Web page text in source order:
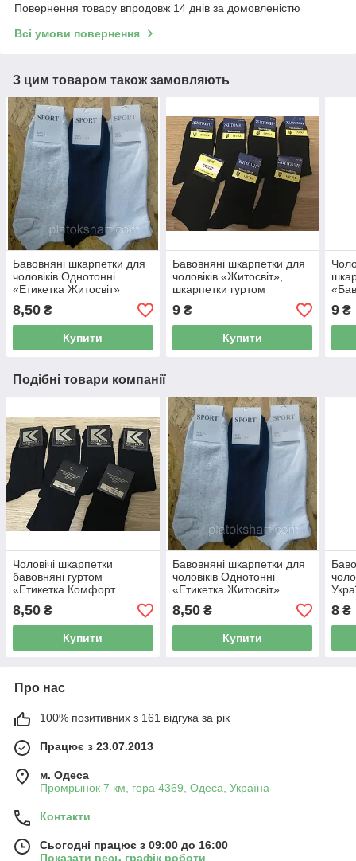
Повернення товару впродовж 14 днів за домовленістю
Всі умови повернення
З цим товаром також замовляють
Бавовняні шкарпетки для
чоловіків Однотонні
«Етикетка Житосвіт»
Україна
8,50 ₴
Купити
Бавовняні шкарпетки для
чоловіків «Житосвіт»,
шкарпетки гуртом
Українські Стрейч
9₴
Купити
9 ₴
Подібні товари компанії
Чоловічі шкарпетки
бавовняні гуртом
«Етикетка Комфорт
8,50 ₴
Купити
Бавовняні шкарпетки для
чоловіків Однотонні
«Етикетка Житосвіт»
8,50₴
Купити
8 ₴
Про нас
100% позитивних з 161 відгука за рік
Працює з 23.07.2013
м. Одеса
Промрынок 7 км, гора 4369, Одеса, Україна
Контакти
Сьогодні працює з 09:00 до 16:00
Показати весь графік роботи